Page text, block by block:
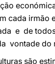
cada
e de todos
do
são